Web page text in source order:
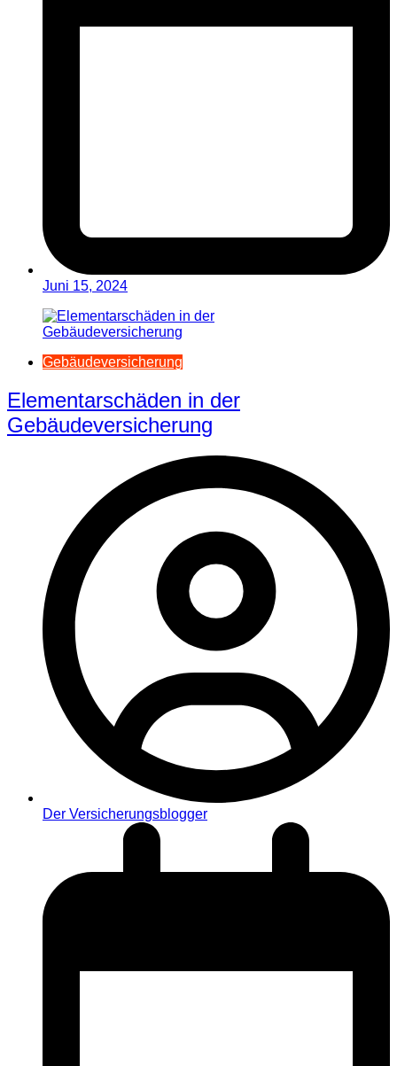
Juni 15, 2024
Gebäudeversicherung
Elementarschäden in der
Gebäudeversicherung
Der Versicherungsblogger